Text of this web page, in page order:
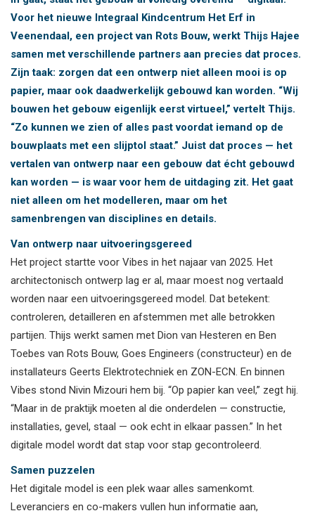
Voor het nieuwe Integraal Kindcentrum Het Erf in
Veenendaal, een project van Rots Bouw, werkt Thijs Hajee
samen met verschillende partners aan precies dat proces.
Zijn taak: zorgen dat een ontwerp niet alleen mooi is op
papier, maar ook daadwerkelijk gebouwd kan worden. “Wij
bouwen het gebouw eigenlijk eerst virtueel,” vertelt Thijs.
“Zo kunnen we zien of alles past voordat iemand op de
bouwplaats met een slijptol staat.” Juist dat proces — het
vertalen van ontwerp naar een gebouw dat écht gebouwd
kan worden — is waar voor hem de uitdaging zit. Het gaat
niet alleen om het modelleren, maar om het
samenbrengen van disciplines en details.
Van ontwerp naar uitvoeringsgereed
Het project startte voor Vibes in het najaar van 2025. Het
architectonisch ontwerp lag er al, maar moest nog vertaald
worden naar een uitvoeringsgereed model. Dat betekent:
controleren, detailleren en afstemmen met alle betrokken
partijen. Thijs werkt samen met Dion van Hesteren en Ben
Toebes van Rots Bouw, Goes Engineers (constructeur) en de
installateurs Geerts Elektrotechniek en ZON-ECN. En binnen
Vibes stond Nivin Mizouri hem bij. “Op papier kan veel,” zegt hij.
“Maar in de praktijk moeten al die onderdelen — constructie,
installaties, gevel, staal — ook echt in elkaar passen.” In het
digitale model wordt dat stap voor stap gecontroleerd.
Samen puzzelen
Het digitale model is een plek waar alles samenkomt.
Leveranciers en co-makers vullen hun informatie aan,